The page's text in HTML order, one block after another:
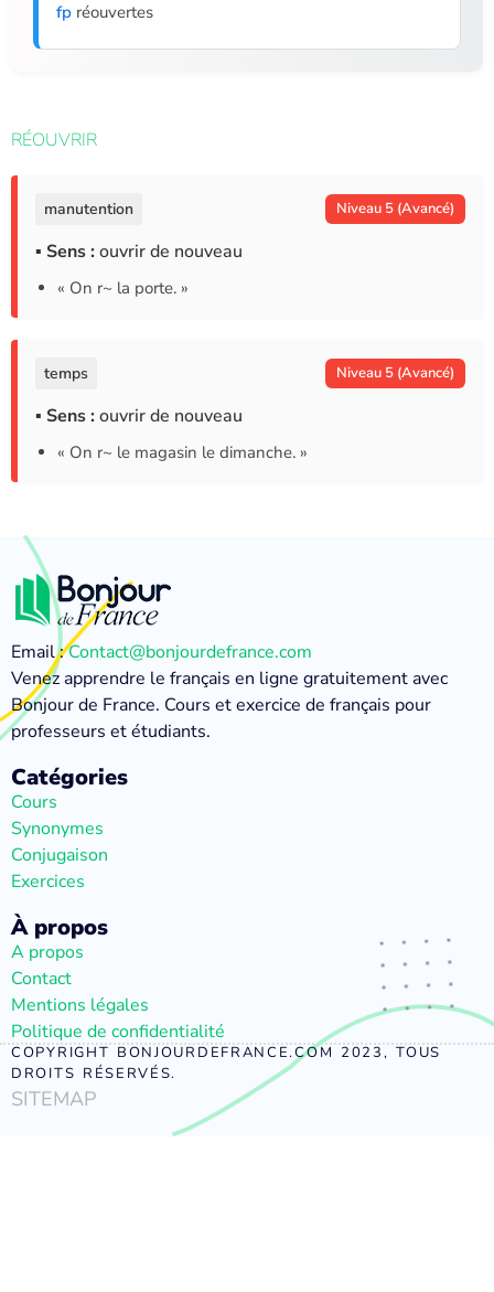
fp réouvertes
RÉOUVRIR
manutention Niveau 5 (Avancé)
▪ Sens : ouvrir de nouveau
« On r~ la porte. »
temps Niveau 5 (Avancé)
▪ Sens : ouvrir de nouveau
« On r~ le magasin le dimanche. »
Email :Contact@bonjourdefrance.com
Venez apprendre le français en ligne gratuitement avec
Bonjour de France. Cours et exercice de français pour
professeurs et étudiants.
Catégories
Cours
Synonymes
Conjugaison
Exercices
À propos
A propos
Contact
Mentions légales
Politique de confidentialité
COPYRIGHT BONJOURDEFRANCE.COM 2023, TOUS
DROITS RÉSERVÉS.
SITEMAP